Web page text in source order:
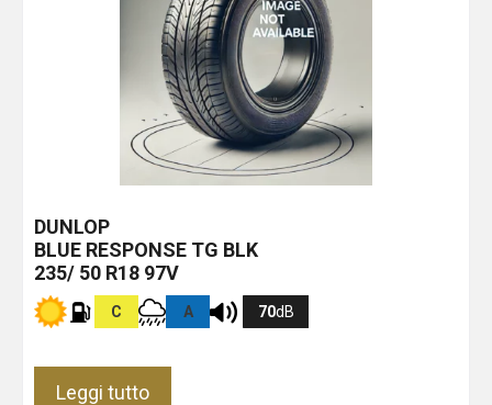
DUNLOP
BLUE RESPONSE TG BLK
235/ 50 R18 97V
C A 70dB
Leggi tutto